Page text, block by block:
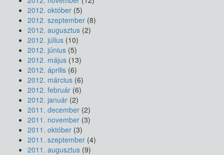
2012. október (5)
2012. szeptember (8)
2012. augusztus (2)
2012. július (10)
2012. június (5)
2012. május (13)
2012. április (6)
2012. március (6)
2012. február (6)
2012. január (2)
2011. december (2)
2011. november (3)
2011. október (3)
2011. szeptember (4)
2011. augusztus (9)